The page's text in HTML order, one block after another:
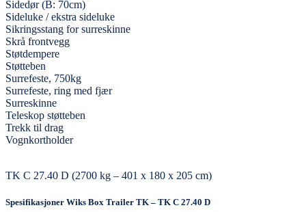
Sidedør (B: 70cm)
Sideluke / ekstra sideluke
Sikringsstang for surreskinne
Skrå frontvegg
Støtdempere
Støtteben
Surrefeste, 750kg
Surrefeste, ring med fjær
Surreskinne
Teleskop støtteben
Trekk til drag
Vognkortholder
TK C 27.40 D (2700 kg – 401 x 180 x 205 cm)
Spesifikasjoner Wiks Box Trailer TK – TK C 27.40 D